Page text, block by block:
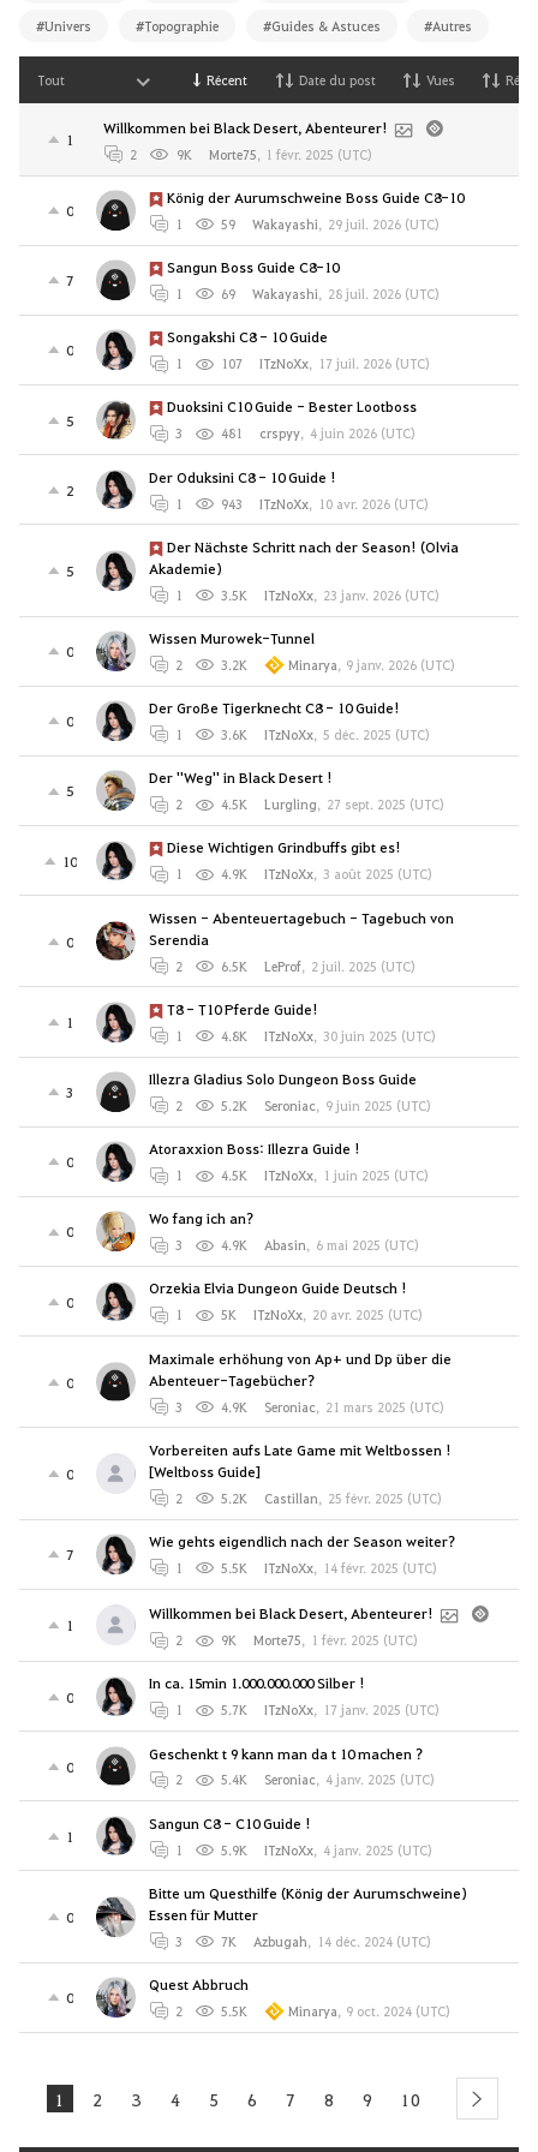
#Univers #Topographie #Guides & Astuces #Autres
Récent Date du post Vues
Tout
1
Willkommen bei Black Desert, Abenteurer!
2 9K Morte75, 1 févr. 2025 (UTC)
0
König der Aurumschweine Boss Guide C8-10
1 59 Wakayashi, 29 juil. 2026 (UTC)
7
Sangun Boss Guide C8-10
1 69 Wakayashi, 28 juil. 2026 (UTC)
0
Songakshi C8 - 10 Guide
1 107 ITzNoXx, 17 juil. 2026 (UTC)
5
Duoksini C10 Guide - Bester Lootboss
3 481 crspyy, 4 juin 2026 (UTC)
2
Der Oduksini C8 - 10 Guide !
1 943 ITzNoXx, 10 avr. 2026 (UTC)
5
Der Nächste Schritt nach der Season! (Olvia
Akademie)
1 3.5K ITzNoXx, 23 janv. 2026 (UTC)
0
Wissen Murowek-Tunnel
2 3.2K Minarya, 9 janv. 2026 (UTC)
0
Der Große Tigerknecht C8 - 10 Guide!
1 3.6K ITzNoXx, 5 déc. 2025 (UTC)
5
Der ''Weg'' in Black Desert !
2 4.5K Lurgling, 27 sept. 2025 (UTC)
10
Diese Wichtigen Grindbuffs gibt es!
1 4.9K ITzNoXx, 3 août 2025 (UTC)
0
Wissen - Abenteuertagebuch - Tagebuch von
Serendia
2 6.5K LeProf, 2 juil. 2025 (UTC)
1
T8 - T10 Pferde Guide!
1 4.8K ITzNoXx, 30 juin 2025 (UTC)
3
Illezra Gladius Solo Dungeon Boss Guide
2 5.2K Seroniac, 9 juin 2025 (UTC)
0
Atoraxxion Boss: Illezra Guide !
1 4.5K ITzNoXx, 1 juin 2025 (UTC)
0
Wo fang ich an?
3 4.9K Abasin, 6 mai 2025 (UTC)
0
Orzekia Elvia Dungeon Guide Deutsch !
1 5K ITzNoXx, 20 avr. 2025 (UTC)
0
Maximale erhöhung von Ap+ und Dp über die
Abenteuer-Tagebücher?
3 4.9K Seroniac, 21 mars 2025 (UTC)
0
Vorbereiten aufs Late Game mit Weltbossen !
[Weltboss Guide]
2 5.2K Castillan, 25 févr. 2025 (UTC)
7
Wie gehts eigendlich nach der Season weiter?
1 5.5K ITzNoXx, 14 févr. 2025 (UTC)
1
Willkommen bei Black Desert, Abenteurer!
2 9K Morte75, 1 févr. 2025 (UTC)
0
In ca. 15min 1.000.000.000 Silber !
1 5.7K ITzNoXx, 17 janv. 2025 (UTC)
0
Geschenkt t 9 kann man da t 10 machen ?
2 5.4K Seroniac, 4 janv. 2025 (UTC)
1
Sangun C8 - C10 Guide !
1 5.9K ITzNoXx, 4 janv. 2025 (UTC)
0
Bitte um Questhilfe (König der Aurumschweine)
Essen für Mutter
3 7K Azbugah, 14 déc. 2024 (UTC)
0
Quest Abbruch
2 5.5K Minarya, 9 oct. 2024 (UTC)
1 2 3 4 5 6 7 8 9 10 next